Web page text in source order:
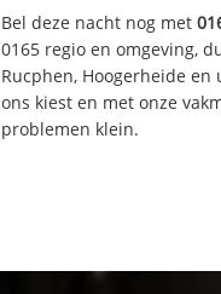
Bel deze nacht nog met
0165 regio en omgeving,
Rucphen, Hoogerheide en
ons kiest en met onze
problemen klein.